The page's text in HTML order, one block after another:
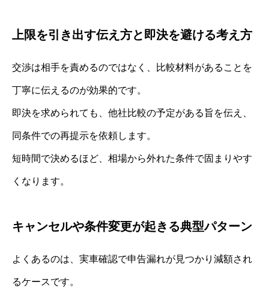
上限を引き出す伝え方と即決を避ける考え方
交渉は相手を責めるのではなく、比較材料があることを
丁寧に伝えるのが効果的です。
即決を求められても、他社比較の予定がある旨を伝え、
同条件での再提示を依頼します。
短時間で決めるほど、相場から外れた条件で固まりやす
くなります。
キャンセルや条件変更が起きる典型パターン
よくあるのは、実車確認で申告漏れが見つかり減額され
るケースです。